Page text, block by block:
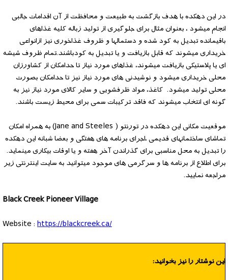
در این دهکده با هدف بازگشت به طبیعت و محافظت از آن اقدامات جالبی
انجام میشود ، بعنوان مثال برای جلوگیری از تولید زباله کلیه غذاهای
باقیمانده تبدیل به کود شده و دستمالها و ظروف غذاخوری نیز ازانواعی
خریداری میشوند که قابل بازیافت و یا تبدیل به کودباشند.تمام ظروف شیشه
ای یا پلاستیکی بازیافت میشوند، غذاهای مورد نیاز تا حدامکان از کشاورزان
محلی خریداری میشود و نوشیدنی های مورد نیاز نیز تا حدامکان بصورت
محلی تولید میشود. کاغذ، مواد ظرفشویی و سایر کالای مورد نیاز نیز به
گونه ای انتخاب میشوند که فاقد ترکیبات سمی برای محیط زیست باشند.
موقعیت مکانی این دهکده در تورنتو ( Jane and Steeles) به همراه امکان
تماشای ساختمانهای قدیمی ،اجرای برنامه های هفتگی و بعضا شبانه این دهکده
را تبدیل به محل مناسبی برای گذراندن آخر هفته و یا اوقات بیکاری مینماید.
برای اطلاع از برنامه ها و سرگرمی های موجود میتوانید به سایت اینترنتی زیر
مراجعه نمایید.
Black Creek Pioneer Village
Website :https://blackcreek.ca/
این نوشتار را نیز بخوانید: